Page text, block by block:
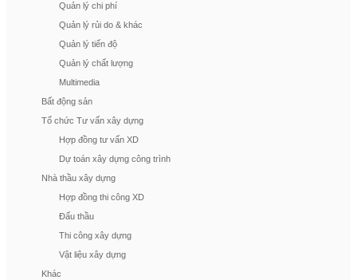
Quản lý chi phí
Quản lý rủi do & khác
Quản lý tiến độ
Quản lý chất lượng
Multimedia
Bất động sản
Tổ chức Tư vấn xây dựng
Hợp đồng tư vấn XD
Dự toán xây dựng công trình
Nhà thầu xây dựng
Hợp đồng thi công XD
Đấu thầu
Thi công xây dựng
Vật liệu xây dựng
Khác